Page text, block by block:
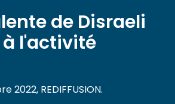
de Disraeli
l'activité
2022, REDIFFUSION.